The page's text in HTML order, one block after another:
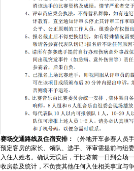
赛场交通路线及住宿安排：
（外地开车参赛人员
预定客房的家长、领队、选手、评审需提前与组
入住人姓名。确认无误后，于比赛前一日到会场
收房款及统计，不负责其他任何入住相关事宜与